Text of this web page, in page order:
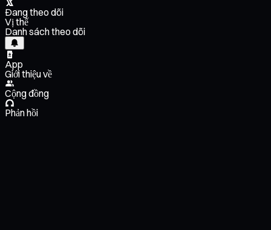
Đang theo dõi
Vị thế
Danh sách theo dõi
App
Giới thiệu về
Cộng đồng
Phản hồi